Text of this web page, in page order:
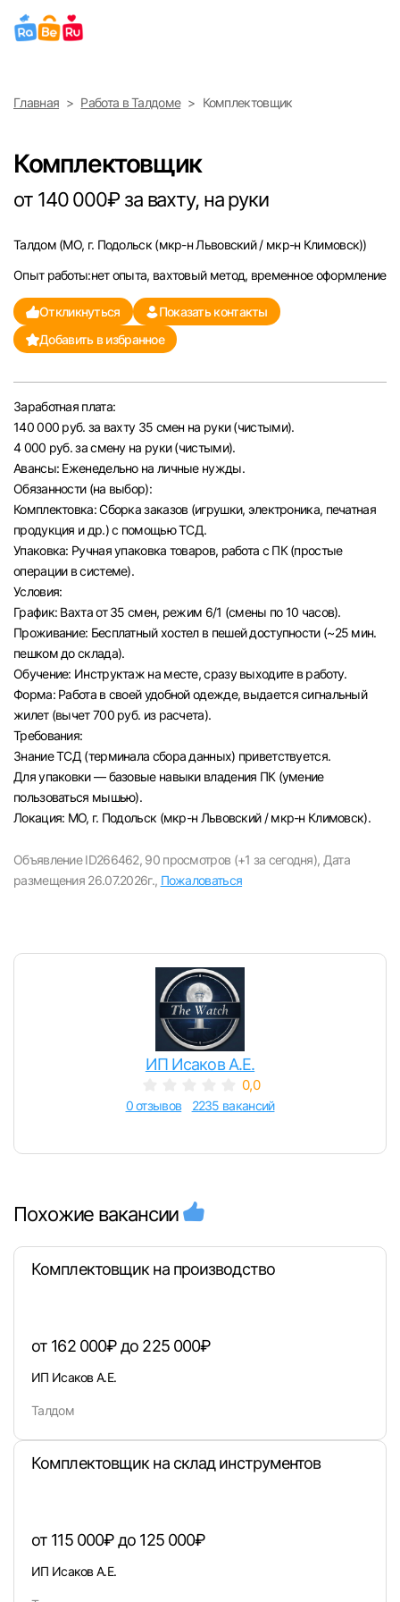
Выберите город
Санкт-Петербург
Ижевск
Екатеринбург
Саратов
Казань
Челябинск
Пермь
Самара
Оренбург
Волгоград
Ульяновск
Курган
Уфа
Главная Работа в Талдоме Комплектовщик
Комплектовщик
от 140 000₽ за вахту, на руки
Талдом (МО, г. Подольск (мкр-н Львовский / мкр-н Климовск))
Опыт работы:нет опыта, вахтовый метод, временное оформление
Откликнуться
Показать контакты
Добавить в избранное
Заработная плата:
140 000 руб. за вахту 35 смен на руки (чистыми).
4 000 руб. за смену на руки (чистыми).
Авансы: Еженедельно на личные нужды.
Обязанности (на выбор):
Комплектовка: Сборка заказов (игрушки, электроника, печатная
продукция и др.) с помощью ТСД.
Упаковка: Ручная упаковка товаров, работа с ПК (простые
операции в системе).
Условия:
График: Вахта от 35 смен, режим 6/1 (смены по 10 часов).
Проживание: Бесплатный хостел в пешей доступности (~25 мин.
пешком до склада).
Обучение: Инструктаж на месте, сразу выходите в работу.
Форма: Работа в своей удобной одежде, выдается сигнальный
жилет (вычет 700 руб. из расчета).
Требования:
Знание ТСД (терминала сбора данных) приветствуется.
Для упаковки — базовые навыки владения ПК (умение
пользоваться мышью).
Локация: МО, г. Подольск (мкр-н Львовский / мкр-н Климовск).
Объявление ID266462, 90 просмотров (+1 за сегодня), Дата
размещения 26.07.2026г., Пожаловаться
ИП Исаков А.Е.
0,0
0 отзывов 2235 вакансий
Похожие вакансии
Комплектовщик на производство
от 162 000₽ до 225 000₽
ИП Исаков А.Е.
Талдом
Комплектовщик на склад инструментов
от 115 000₽ до 125 000₽
ИП Исаков А.Е.